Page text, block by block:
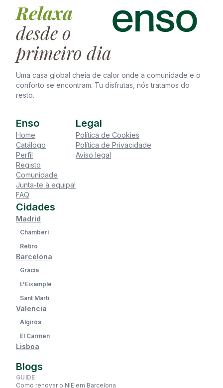
Relaxa
desde o
primeiro dia
Uma casa global cheia de calor onde a comunidade e o
conforto se encontram. Tu disfrutas, nós tratamos do
resto.
Enso
Home
Catálogo
Perfil
Registo
Comunidade
Junta-te à equipa!
FAQ
Legal
Política de Cookies
Política de Privacidade
Aviso legal
Cidades
Madrid
Chamberí
Retiro
Barcelona
Gràcia
L'Eixample
Sant Martí
Valencia
Algirós
El Carmen
Lisboa
Blogs
GUIDE
Como renovar o NIE em Barcelona